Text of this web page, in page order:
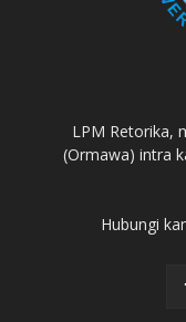
LPM Retorika,
(Ormawa) intra
Hubungi